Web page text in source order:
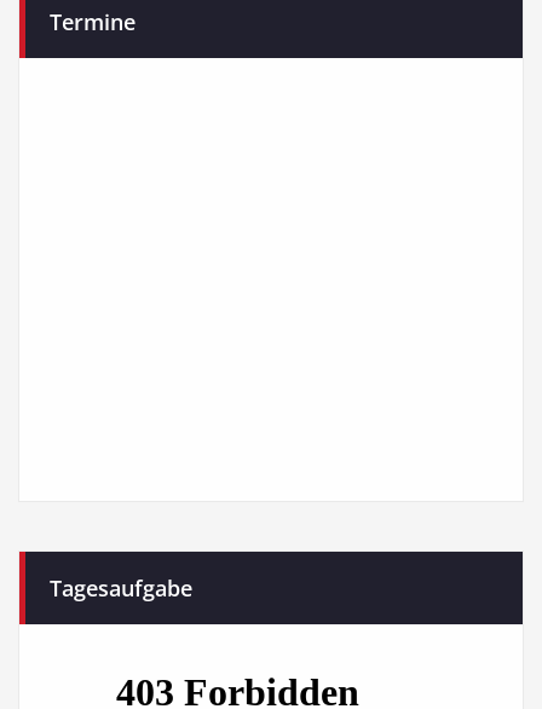
Termine
Tagesaufgabe